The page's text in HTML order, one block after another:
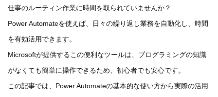
仕事のルーティン作業に時間を取られていませんか？
Power Automateを使えば、日々の繰り返し業務を自動化し、時間
を有効活用できます。
Microsoftが提供するこの便利なツールは、プログラミングの知識
がなくても簡単に操作できるため、初心者でも安心です。
この記事では、Power Automateの基本的な使い方から実際の活用